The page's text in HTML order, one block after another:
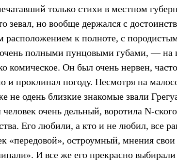
только стихи в местном
зевал, но вообще держался с
расположением к полноте, с
полными пунцовыми губами, — на
комическое. Он был очень нервен,
и проклинал погоду. Несмотря на
не одень близкие знакомые звали
очень дельный, воротила N-
Его любили, а кто и не любил, все
«передовой», остроумный, мнения
И все же его прекрасно выбирали